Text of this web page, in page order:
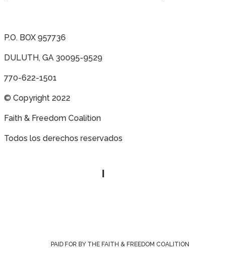
P.O. BOX 957736
DULUTH, GA 30095-9529
770-622-1501
© Copyright 2022
Faith & Freedom Coalition
Todos los derechos reservados
PAID FOR BY THE FAITH & FREEDOM COALITION